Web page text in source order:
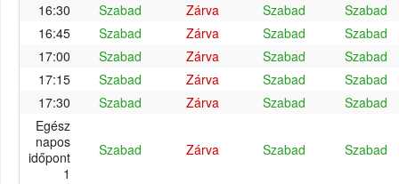
16:30 Szabad Zárva Szabad
Szabad
16:45
Szabad Zárva Szabad
Szabad
17:00
Szabad Zárva Szabad
Szabad
17:15
Szabad Zárva Szabad
Szabad
17:30
Szabad Zárva Szabad
Szabad
Egész
napos
időpont
1
Szabad Zárva Szabad Szabad